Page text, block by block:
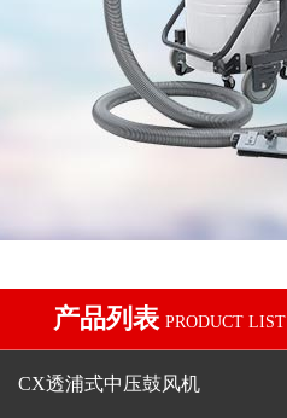
产品列表 PRODUCT LIST
CX透浦式中压鼓风机